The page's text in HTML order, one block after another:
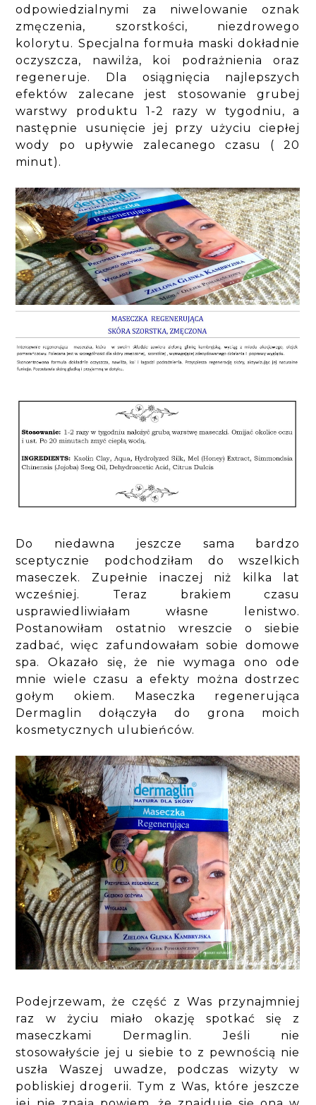
odpowiedzialnymi za niwelowanie oznak
zmęczenia, szorstkości, niezdrowego
kolorytu. Specjalna formuła maski dokładnie
oczyszcza, nawilża, koi podrażnienia oraz
regeneruje. Dla osiągnięcia najlepszych
efektów zalecane jest stosowanie grubej
warstwy produktu 1-2 razy w tygodniu, a
następnie usunięcie jej przy użyciu ciepłej
wody po upływie zalecanego czasu ( 20
minut).
Do niedawna jeszcze sama bardzo
sceptycznie podchodziłam do wszelkich
maseczek. Zupełnie inaczej niż kilka lat
wcześniej. Teraz brakiem czasu
usprawiedliwiałam własne lenistwo.
Postanowiłam ostatnio wreszcie o siebie
zadbać, więc zafundowałam sobie domowe
spa. Okazało się, że nie wymaga ono ode
mnie wiele czasu a efekty można dostrzec
gołym okiem. Maseczka regenerująca
Dermaglin dołączyła do grona moich
kosmetycznych ulubieńców.
Podejrzewam, że część z Was przynajmniej
raz w życiu miało okazję spotkać się z
maseczkami Dermaglin. Jeśli nie
stosowałyście jej u siebie to z pewnością nie
uszła Waszej uwadze, podczas wizyty w
pobliskiej drogerii. Tym z Was, które jeszcze